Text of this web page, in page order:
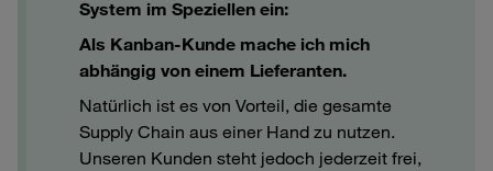
System im Speziellen ein:
Als Kanban-Kunde mache ich mich
abhängig von einem Lieferanten.
Natürlich ist es von Vorteil, die gesamte
Supply Chain aus einer Hand zu nutzen.
Unseren Kunden steht jedoch jederzeit frei,